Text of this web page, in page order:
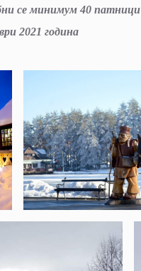
се минимум 40 патници
2021 година